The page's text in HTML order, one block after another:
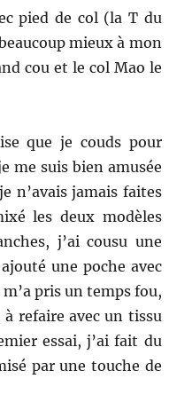
pied de col (la T du
mieux à mon
cou et le col Mao le
que je couds pour
me suis bien amusée
n’avais jamais faites
les deux modèles
j’ai cousu une
une poche avec
pris un temps fou,
refaire avec un tissu
essai, j’ai fait du
par une touche de